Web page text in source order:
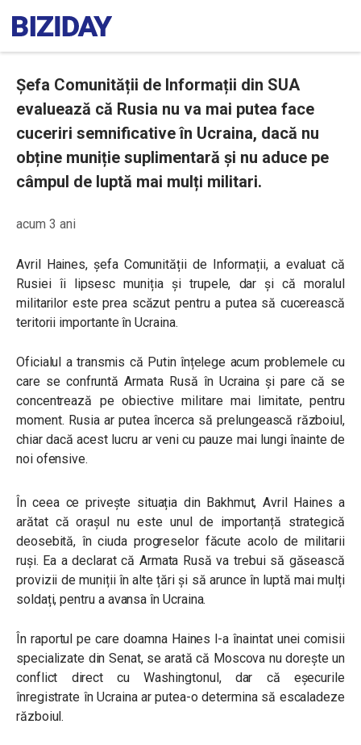
Șefa Comunității de Informații din SUA
evaluează că Rusia nu va mai putea face
cuceriri semnificative în Ucraina, dacă nu
obține muniție suplimentară și nu aduce pe
câmpul de luptă mai mulți militari.
acum 3 ani
Avril Haines, șefa Comunității de Informații, a evaluat că
Rusiei îi lipsesc muniția și trupele, dar și că moralul
militarilor este prea scăzut pentru a putea să cucerească
teritorii importante în Ucraina.
Oficialul a transmis că Putin înțelege acum problemele cu
care se confruntă Armata Rusă în Ucraina și pare că se
concentrează pe obiective militare mai limitate, pentru
moment. Rusia ar putea încerca să prelungească războiul,
chiar dacă acest lucru ar veni cu pauze mai lungi înainte de
noi ofensive.
În ceea ce privește situația din Bakhmut, Avril Haines a
arătat că orașul nu este unul de importanță strategică
deosebită, în ciuda progreselor făcute acolo de militarii
ruși. Ea a declarat că Armata Rusă va trebui să găsească
provizii de muniții în alte țări și să arunce în luptă mai mulți
soldați, pentru a avansa în Ucraina.
În raportul pe care doamna Haines l-a înaintat unei comisii
specializate din Senat, se arată că Moscova nu dorește un
conflict direct cu Washingtonul, dar că eșecurile
înregistrate în Ucraina ar putea-o determina să escaladeze
războiul.